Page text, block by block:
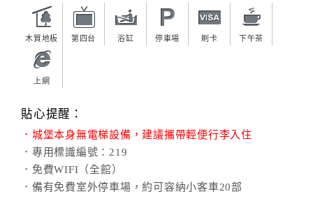
木質地板 第四台 浴缸 停車場 刷卡 下午茶
上網
貼心提醒：
．城堡本身無電梯設備，建議攜帶輕便行李入住
．專用標識編號：219
．免費WIFI（全館）
．備有免費室外停車場，約可容納小客車20部